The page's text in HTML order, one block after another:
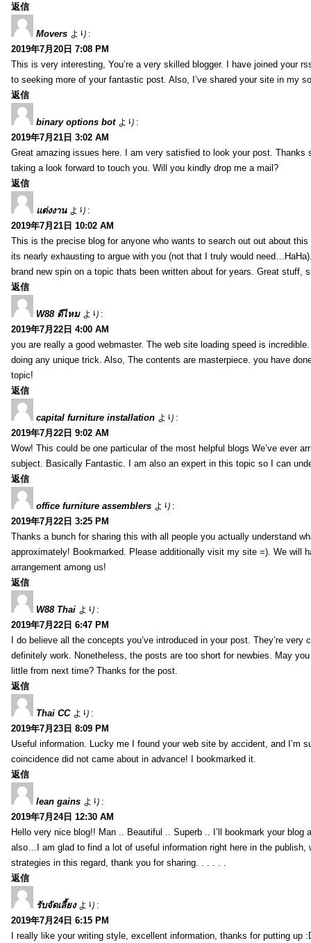
返信
Movers より:
2019年7月20日 7:08 PM
This is very interesting, You’re a very skilled blogger. I have joined your
to seeking more of your fantastic post. Also, I’ve shared your site in my
返信
binary options bot より:
2019年7月21日 3:02 AM
Great amazing issues here. I am very satisfied to look your post. Thanks
taking a look forward to touch you. Will you kindly drop me a mail?
返信
แต่งงาน より:
2019年7月21日 10:02 AM
This is the precise blog for anyone who wants to search out out about
its nearly exhausting to argue with you (not that I truly would
brand new spin on a topic thats been written about for years. Great stuff,
返信
W88 ดีไหม より:
2019年7月22日 4:00 AM
you are really a good webmaster. The web site loading speed is
doing any unique trick. Also, The contents are masterpiece. you have
topic!
返信
capital furniture installation より:
2019年7月22日 9:02 AM
Wow! This could be one particular of the most helpful blogs We’ve ever
subject. Basically Fantastic. I am also an expert in this topic so I can
返信
office furniture assemblers より:
2019年7月22日 3:25 PM
Thanks a bunch for sharing this with all people you actually understand
approximately! Bookmarked. Please additionally visit my site =). We will
arrangement among us!
返信
W88 Thai より:
2019年7月22日 6:47 PM
I do believe all the concepts you’ve introduced in your post. They’re very
definitely work. Nonetheless, the posts are too short for newbies. May
little from next time? Thanks for the post.
返信
Thai CC より:
2019年7月23日 8:09 PM
Useful information. Lucky me I found your web site by accident, and I’m
coincidence did not came about in advance! I bookmarked it.
返信
lean gains より:
2019年7月24日 12:30 AM
Hello very nice blog!! Man .. Beautiful .. Superb .. I’ll bookmark your blog
also…I am glad to find a lot of useful information right here in the publish,
strategies in this regard, thank you for sharing. . . . . .
返信
รับจัดเลี้ยง より:
2019年7月24日 6:15 PM
I really like your writing style, excellent information, thanks for putting up